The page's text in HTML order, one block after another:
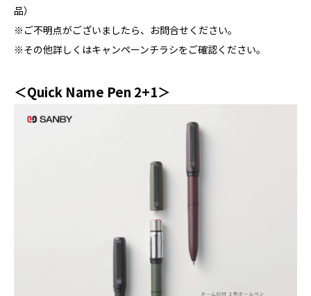
品）
※ご不明点がございましたら、お問合せください。
※その他詳しくはキャンペーンチラシをご確認ください。
＜Quick Name Pen 2+1＞